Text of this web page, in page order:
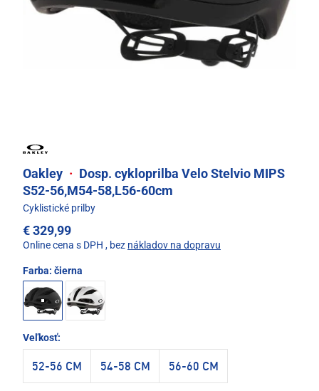
Oakley · Dosp. cykloprilba Velo Stelvio MIPS
S52-56,M54-58,L56-60cm
Cyklistické prilby
€ 329,99
Online cena s DPH , bez nákladov na dopravu
Farba: čierna
Veľkosť:
52-56 CM 54-58 CM 56-60 CM